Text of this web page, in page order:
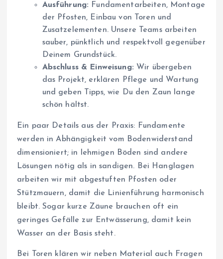
Ausführung: Fundamentarbeiten, Montage
der Pfosten, Einbau von Toren und
Zusatzelementen. Unsere Teams arbeiten
sauber, pünktlich und respektvoll gegenüber
Deinem Grundstück.
Abschluss & Einweisung: Wir übergeben
das Projekt, erklären Pflege und Wartung
und geben Tipps, wie Du den Zaun lange
schön hältst.
Ein paar Details aus der Praxis: Fundamente
werden in Abhängigkeit vom Bodenwiderstand
dimensioniert; in lehmigen Böden sind andere
Lösungen nötig als in sandigen. Bei Hanglagen
arbeiten wir mit abgestuften Pfosten oder
Stützmauern, damit die Linienführung harmonisch
bleibt. Sogar kurze Zäune brauchen oft ein
geringes Gefälle zur Entwässerung, damit kein
Wasser an der Basis steht.
Bei Toren klären wir neben Material auch Fragen